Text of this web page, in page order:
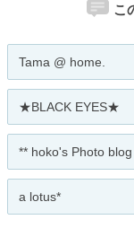
こ
Tama @ home.
★BLACK EYES★
** hoko's Photo blog
a lotus*